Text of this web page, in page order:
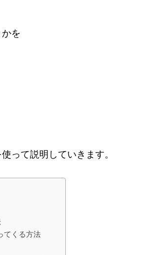
を
って説明していきます。
てくる方法